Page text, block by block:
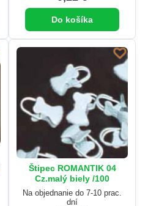
Do košíka
Štipec ROMANTIK 04
Cz.malý biely /100
Na objednanie do 7-10 prac.
dní